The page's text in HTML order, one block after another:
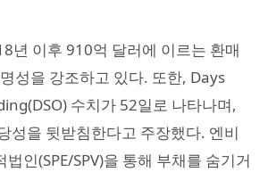
년 이후 910억 달러에 이르는 환매
성을 강조하고 있다. 또한, Days
수치가 52일로 나타나며,
성을 뒷받침한다고 주장했다. 엔비
인(SPE/SPV)을 통해 부채를 숨기거